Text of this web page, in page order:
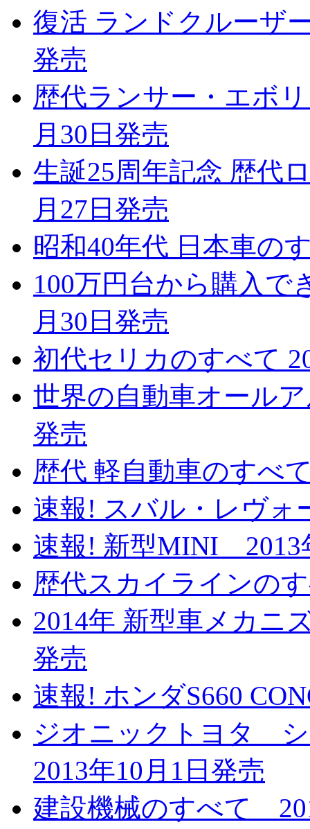
復活 ランドクルーザ
発売
歴代ランサー・エボ
月30日発売
生誕25周年記念 歴代
月27日発売
昭和40年代 日本車の
100万円台から購入
月30日発売
初代セリカのすべて
世界の自動車オール
発売
歴代 軽自動車のすべ
速報! スバル・レヴ
速報! 新型MINI 2013
歴代スカイラインの
2014年 新型車メカニ
発売
速報! ホンダS660
ジオニックトヨタ
2013年10月1日発売
建設機械のすべて